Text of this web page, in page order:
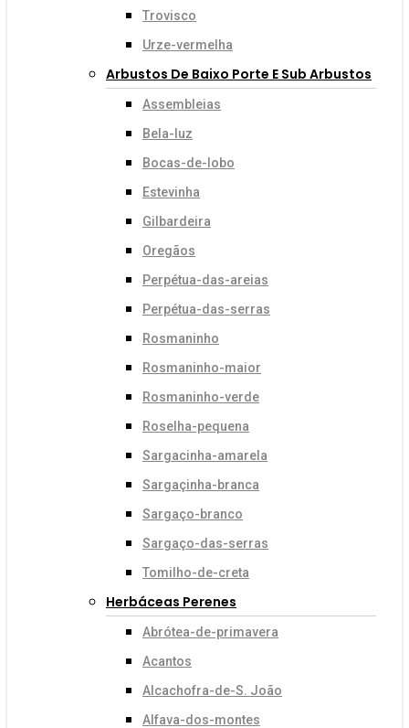
Trovisco
Urze-vermelha
Arbustos De Baixo Porte E Sub Arbustos
Assembleias
Bela-luz
Bocas-de-lobo
Estevinha
Gilbardeira
Oregãos
Perpétua-das-areias
Perpétua-das-serras
Rosmaninho
Rosmaninho-maior
Rosmaninho-verde
Roselha-pequena
Sargacinha-amarela
Sargaçinha-branca
Sargaço-branco
Sargaço-das-serras
Tomilho-de-creta
Herbáceas Perenes
Abrótea-de-primavera
Acantos
Alcachofra-de-S. João
Alfava-dos-montes